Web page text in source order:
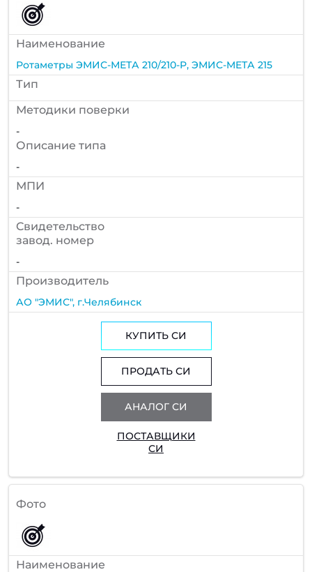
Наименование
Ротаметры ЭМИС-МЕТА 210/210-Р, ЭМИС-МЕТА 215
Тип
Методики поверки
-
Описание типа
-
МПИ
-
Cвидетельство
завод. номер
-
Производитель
АО "ЭМИС", г.Челябинск
КУПИТЬ СИ
ПРОДАТЬ СИ
АНАЛОГ СИ
ПОСТАВЩИКИ
СИ
Фото
Наименование